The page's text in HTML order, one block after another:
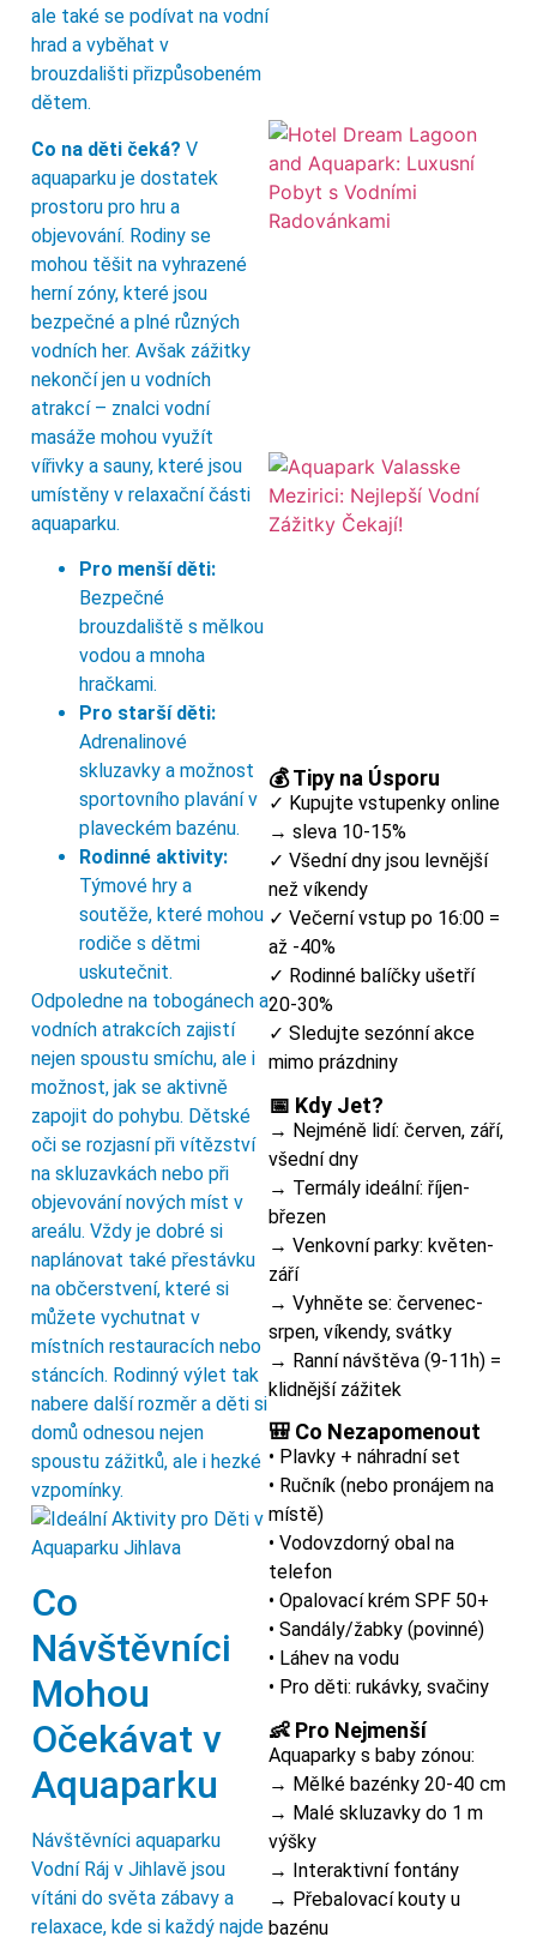
ale také se podívat na vodní
hrad a vyběhat v
brouzdališti přizpůsobeném
dětem.
Co na děti čeká? V
aquaparku je dostatek
prostoru pro hru a
objevování. Rodiny se
mohou těšit na vyhrazené
herní zóny, které jsou
bezpečné a plné různých
vodních her. Avšak zážitky
nekončí jen u vodních
atrakcí – znalci vodní
masáže mohou využít
vířivky a sauny, které jsou
umístěny v relaxační části
aquaparku.
Pro menší děti:
Bezpečné
brouzdaliště s mělkou
vodou a mnoha
hračkami.
Pro starší děti:
Adrenalinové
skluzavky a možnost
sportovního plavání v
plaveckém bazénu.
Rodinné aktivity:
Týmové hry a
soutěže, které mohou
rodiče s dětmi
uskutečnit.
Odpoledne na tobogánech a
vodních atrakcích zajistí
nejen spoustu smíchu, ale i
možnost, jak se aktivně
zapojit do pohybu. Dětské
oči se rozjasní při vítězství
na skluzavkách nebo při
objevování nových míst v
areálu. Vždy je dobré si
naplánovat také přestávku
na občerstvení, které si
můžete vychutnat v
místních restauracích nebo
stáncích. Rodinný výlet tak
nabere další rozměr a děti si
domů odnesou nejen
spoustu zážitků, ale i hezké
vzpomínky.
Co
Návštěvníci
Mohou
Očekávat v
Aquaparku
Návštěvníci aquaparku
Vodní Ráj v Jihlavě jsou
vítáni do světa zábavy a
relaxace, kde si každý najde
💰 Tipy na Úsporu
✓ Kupujte vstupenky online
→ sleva 10-15%
✓ Všední dny jsou levnější
než víkendy
✓ Večerní vstup po 16:00 =
až -40%
✓ Rodinné balíčky ušetří
20-30%
✓ Sledujte sezónní akce
mimo prázdniny
📅 Kdy Jet?
→ Nejméně lidí: červen, září,
všední dny
→ Termály ideální: říjen-
březen
→ Venkovní parky: květen-
září
→ Vyhněte se: červenec-
srpen, víkendy, svátky
→ Ranní návštěva (9-11h) =
klidnější zážitek
🎒 Co Nezapomenout
• Plavky + náhradní set
• Ručník (nebo pronájem na
místě)
• Vodovzdorný obal na
telefon
• Opalovací krém SPF 50+
• Sandály/žabky (povinné)
• Láhev na vodu
• Pro děti: rukávky, svačiny
👶 Pro Nejmenší
Aquaparky s baby zónou:
→ Mělké bazénky 20-40 cm
→ Malé skluzavky do 1 m
výšky
→ Interaktivní fontány
→ Přebalovací kouty u
bazénu